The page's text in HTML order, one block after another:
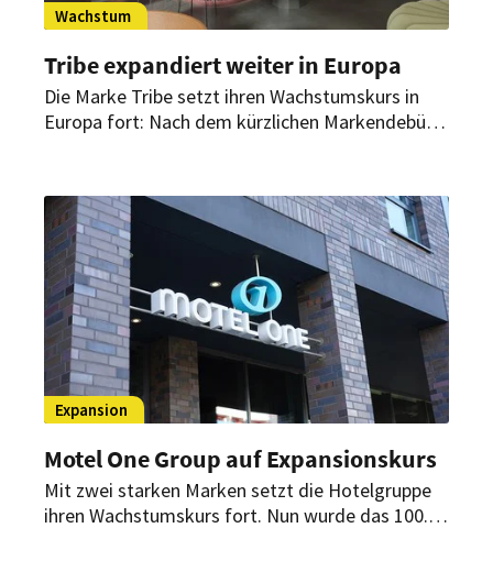
Wachstum
Tribe expandiert weiter in Europa
Die Marke Tribe setzt ihren Wachstumskurs in
Europa fort: Nach dem kürzlichen Markendebüt
Portugal und anderen zentralen Destinationen
quer über den Kontinent geplant.
Expansion
Motel One Group auf Expansionskurs
Mit zwei starken Marken setzt die Hotelgruppe
ihren Wachstumskurs fort. Nun wurde das 100.